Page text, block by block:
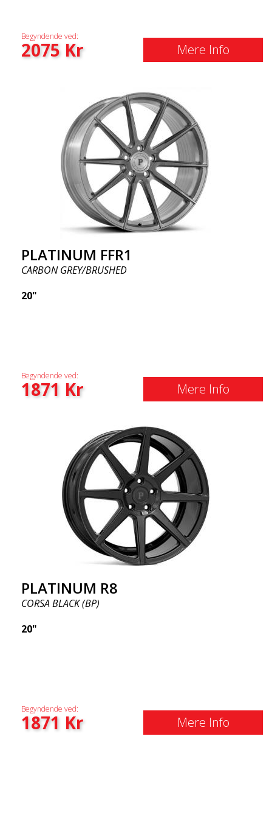
Begyndende ved:
2075Kr Mere Info
PLATINUM FFR1
CARBON GREY/BRUSHED
20"
Begyndende ved:
1871 Kr Mere Info
PLATINUM R8
CORSA BLACK (BP)
20"
Begyndende ved:
1871 Kr Mere Info